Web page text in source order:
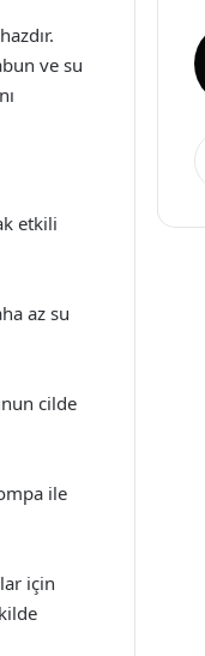
ve su
etkili
az su
cilde
ile
için